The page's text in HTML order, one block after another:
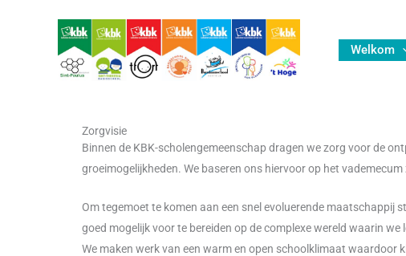
Welkom
Zorgvisie
Binnen de KBK-scholengemeenschap dragen we zorg voor de
groeimogelijkheden. We baseren ons hiervoor op het
Om tegemoet te komen aan een snel evoluerende maatschappij
goed mogelijk voor te bereiden op de complexe wereld waarin we
We maken werk van een warm en open schoolklimaat waardoor